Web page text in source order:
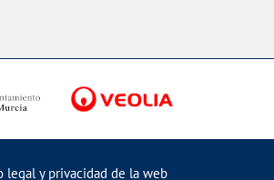
legal y privacidad de la web